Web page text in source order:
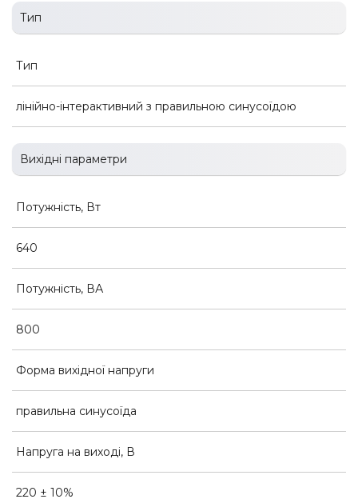
Тип
Тип
лінійно-інтерактивний з правильною синусоїдою
Вихідні параметри
Потужність, Вт
640
Потужність, ВА
800
Форма вихідної напруги
правильна синусоїда
Напруга на виході, В
220 ± 10%